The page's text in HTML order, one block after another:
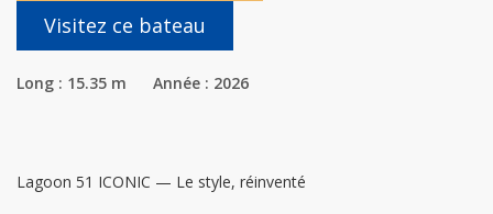
Visitez ce bateau
Long : 15.35 m Année : 2026
Lagoon 51 ICONIC — Le style, réinventé